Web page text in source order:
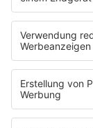
Putzfimmel
Deutschpop
Deutsche
PODCASTS
Mit den
Frühstück bei